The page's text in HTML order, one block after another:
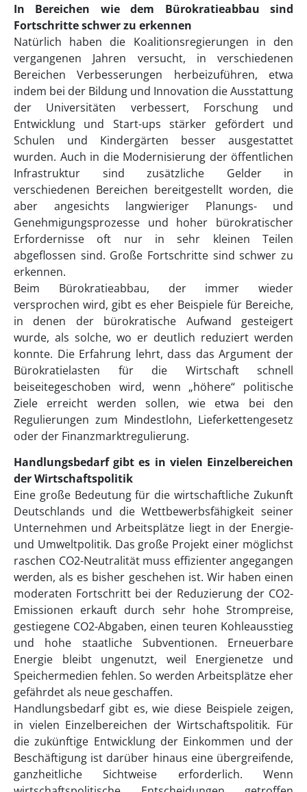
In Bereichen wie dem Bürokratieabbau sind
Fortschritte schwer zu erkennen
Natürlich haben die Koalitionsregierungen in den
vergangenen Jahren versucht, in verschiedenen
Bereichen Verbesserungen herbeizuführen, etwa
indem bei der Bildung und Innovation die Ausstattung
der Universitäten verbessert, Forschung und
Entwicklung und Start-ups stärker gefördert und
Schulen und Kindergärten besser ausgestattet
wurden. Auch in die Modernisierung der öffentlichen
Infrastruktur sind zusätzliche Gelder in
verschiedenen Bereichen bereitgestellt worden, die
aber angesichts langwieriger Planungs- und
Genehmigungsprozesse und hoher bürokratischer
Erfordernisse oft nur in sehr kleinen Teilen
abgeflossen sind. Große Fortschritte sind schwer zu
erkennen.
Beim Bürokratieabbau, der immer wieder
versprochen wird, gibt es eher Beispiele für Bereiche,
in denen der bürokratische Aufwand gesteigert
wurde, als solche, wo er deutlich reduziert werden
konnte. Die Erfahrung lehrt, dass das Argument der
Bürokratielasten für die Wirtschaft schnell
beiseitegeschoben wird, wenn „höhere“ politische
Ziele erreicht werden sollen, wie etwa bei den
Regulierungen zum Mindestlohn, Lieferkettengesetz
oder der Finanzmarktregulierung.
Handlungsbedarf gibt es in vielen Einzelbereichen
der Wirtschaftspolitik
Eine große Bedeutung für die wirtschaftliche Zukunft
Deutschlands und die Wettbewerbsfähigkeit seiner
Unternehmen und Arbeitsplätze liegt in der Energie-
und Umweltpolitik. Das große Projekt einer möglichst
raschen CO2-Neutralität muss effizienter angegangen
werden, als es bisher geschehen ist. Wir haben einen
moderaten Fortschritt bei der Reduzierung der CO2-
Emissionen erkauft durch sehr hohe Strompreise,
gestiegene CO2-Abgaben, einen teuren Kohleausstieg
und hohe staatliche Subventionen. Erneuerbare
Energie bleibt ungenutzt, weil Energienetze und
Speichermedien fehlen. So werden Arbeitsplätze eher
gefährdet als neue geschaffen.
Handlungsbedarf gibt es, wie diese Beispiele zeigen,
in vielen Einzelbereichen der Wirtschaftspolitik. Für
die zukünftige Entwicklung der Einkommen und der
Beschäftigung ist darüber hinaus eine übergreifende,
ganzheitliche Sichtweise erforderlich. Wenn